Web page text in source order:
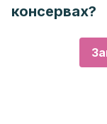
консервах?